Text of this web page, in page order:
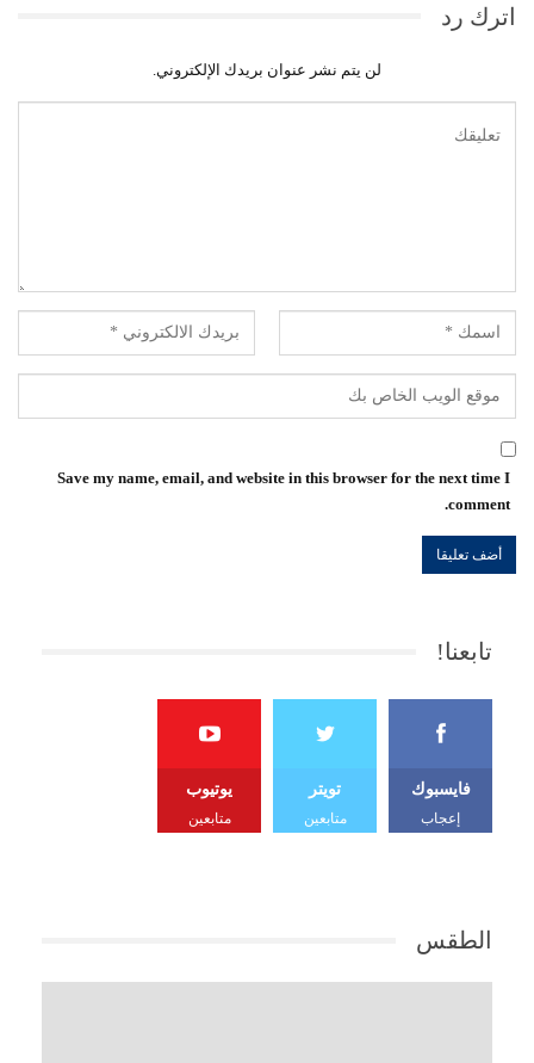
اترك رد
لن يتم نشر عنوان بريدك الإلكتروني.
Save my name, email, and website in this browser for the next time I
comment.
تابعنا!
فايسبوك
إعجاب
تويتر
متابعين
يوتيوب
متابعين
الطقس